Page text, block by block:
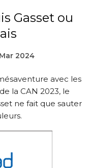
Gasset ou
Mar 2024
avec les
la CAN 2023, le
ne fait que sauter